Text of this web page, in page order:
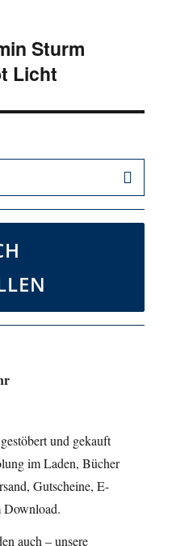
Sturm
Licht
und gekauft
im Laden, Bücher
Gutscheine, E-
Download.
auch – unsere